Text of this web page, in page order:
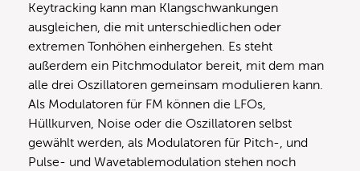
Keytracking kann man Klangschwankungen
ausgleichen, die mit unterschiedlichen oder
extremen Tonhöhen einhergehen. Es steht
außerdem ein Pitchmodulator bereit, mit dem man
alle drei Oszillatoren gemeinsam modulieren kann.
Als Modulatoren für FM können die LFOs,
Hüllkurven, Noise oder die Oszillatoren selbst
gewählt werden, als Modulatoren für Pitch-, und
Pulse- und Wavetablemodulation stehen noch